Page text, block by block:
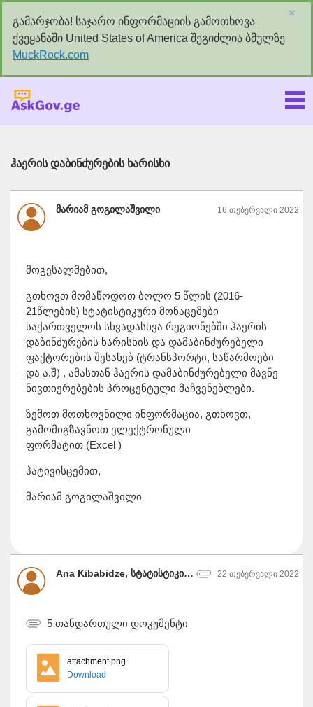
გამარჯობა! საჯარო ინფორმაციის გამოთხოვა
ქვეყანაში United States of America შეგიძლია ბმულზე
MuckRock.com
×
ჰაერის დაბინძურების ხარისხი
მარიამ გოგილაშვილი 16 თებერვალი 2022
მოგესალმებით,
გთხოვთ მომაწოდოთ ბოლო 5 წლის (2016-
21წლების) სტატისტიკური მონაცემები
საქართველოს სხვადასხვა რეგიონებში ჰაერის
დაბინძურების ხარისხის და დამაბინძურებელი
ფაქტორების შესახებ (ტრანსპორტი, საწარმოები
და ა.შ) , ამასთან ჰაერის დამაბინძურებელი მავნე
ნივთიერებების პროცენტული მაჩვენებლები.
ზემოთ მოთხოვნილი ინფორმაცია, გთხოვთ,
გამომიგზავნოთ ელექტრონული
ფორმატით (Excel )
პატივისცემით,
მარიამ გოგილაშვილი
Ana Kibabidze, სტატისტიკის ეროვნული სამსახური 22 თებერვალი 2022
5 თანდართული დოკუმენტი
attachment.png
Download